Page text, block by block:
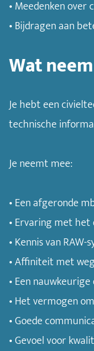
• Meedenken
• Bijdragen aan
Wat
Je hebt een
technische
Je neemt mee:
• Een afgeronde
• Ervaring met
• Kennis van
• Affiniteit met
• Een
• Het vermogen
• Goede
• Gevoel voor